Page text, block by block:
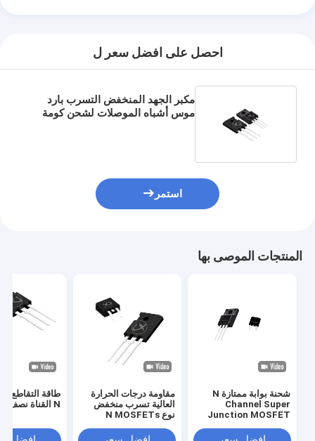
احصل على افضل سعر ل
مكبر الجهد المنخفض التسرب بارد
موس أشباه الموصلات لشحن كومة
استمر
المنتجات الموصى بها
شحنة بوابة ممتازة N
Channel Super
Junction MOSFET
أشباه الموصلات عالية
مقاومة درجات الحرارة
العالية تسرب منخفض
نوع N MOSFETs
لفعالية الطاقة المتقدمة
طاقة التقاطع
N القناة نصف الموصل